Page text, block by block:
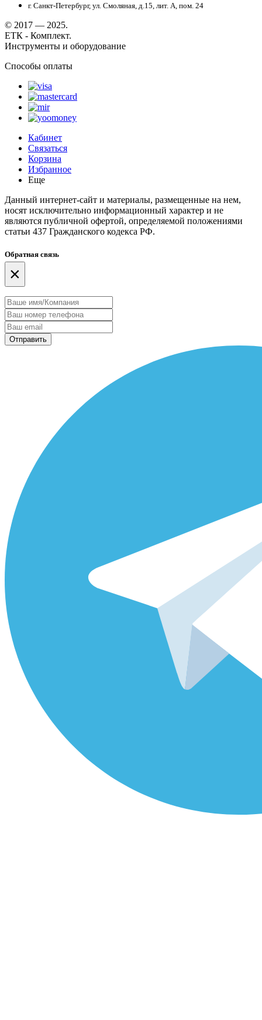
г. Санкт-Петербург, ул. Смоляная, д.15, лит. А, пом. 24
© 2017 — 2025.
ЕТК - Комплект.
Инструменты и оборудование
Способы оплаты
Кабинет
Связаться
Корзина
Избранное
Еще
Данный интернет-сайт и материалы, размещенные на нем,
носят исключительно информационный характер и не
являются публичной офертой, определяемой положениями
статьи 437 Гражданского кодекса РФ.
Обратная связь
×
Отправить